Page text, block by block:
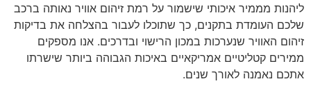
ליהנות מממיר איכותי שישמור על רמת זיהום אוויר נאותה ברכב
שלכם העומדת בתקנים, כך שתוכלו לעבור בהצלחה את בדיקות
זיהום האוויר שנערכות במכון הרישוי ובדרכים. אנו מספקים
ממירים קטליטיים אמריקאיים באיכות הגבוהה ביותר שישרתו
אתכם נאמנה לאורך שנים.